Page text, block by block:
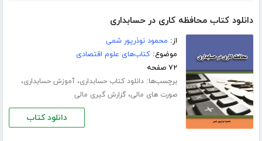
دانلود کتاب محافظه کاری در حسابداری
از: محمود نوذرپور شمی
موضوع:کتاب‌های علوم اقتصادی
۷۲ صفحه
برچسب‌ها:دانلود کتاب حسابداری،آموزش حسابداری،
صورت های مالی،گزارش گیری مالی
دانلود کتاب